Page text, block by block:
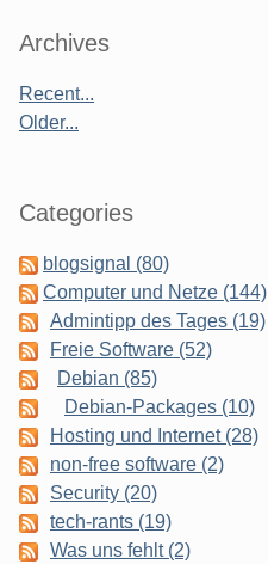
Sidebar
Archives
Recent...
Older...
Categories
blogsignal (80)
Computer und Netze (144)
Admintipp des Tages (19)
Freie Software (52)
Debian (85)
Debian-Packages (10)
Hosting und Internet (28)
non-free software (2)
Security (20)
tech-rants (19)
Was uns fehlt (2)